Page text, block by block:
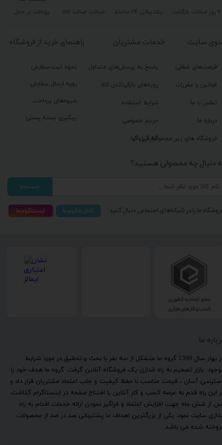
ما
​در بهار سال 1399 گروه ما متشکل از سه نفر با بحث و تحقیق در مورد شرایط
بازار تصمیم به راه اندازی یک فروشگاه آنلاین گرفت. گروه ما هدف خود را
آسان ، قیمت مناسب با حفظ کیفیت و جلب اعتماد مشتریان قرار داد و
این راه قدم به عرصه کسب و کار آنلاین با افتتاح صفحه در اینستاگرام گذاشت.
از شش ماه جهت افزایش اعتماد و فراگیر نمودن ارائه خدمات اقدام به راه
سایت نمود. یکی از بزرگترین اهداف ما پشتیبانی صد در صد از محصولات
شده می باشد.
پشتیبانی ۲۴ ساعته پرداخت در محل ۷ روز ضمانت بازگشت ضمانت اصالت کالا
راهنمای خرید از فروشگاه
نحوه ثبت سفارش
رویه ارسال سفارش
شیوه‌های پرداخت
پیگیری بسته پستی
خدمات مشتریان
پاسخ به پرسش‌های متداول
رویه‌های بازگرداندن کالا
شرایط استفاده
حریم خصوصی
گزارش باگ
سایت
فرصت‌های شغلی
قوانین و مقررات
تماس با ما
درباره ما
فروشگاه های زیر مجموعه گیل آوا
دنبال چه محصولی هستید؟
جستجو
ما را در شبکه‌های اجتماعی دنبال کنید: